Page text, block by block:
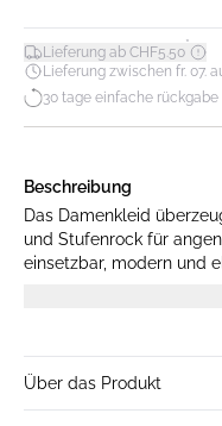
Lieferung ab CHF5.50*
Lieferung zwischen fr. 07.
30 tage einfache rückgabe
Beschreibung
Das Damenkleid
und Stufenrock für
einsetzbar, modern und
Über das Produkt